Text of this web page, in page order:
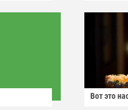
Вот это